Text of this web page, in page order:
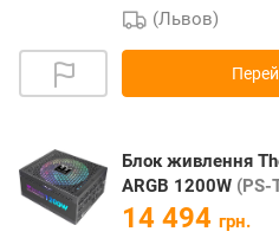
(Львов)
Блок живлення
ARGB 1200W (PS-
14 494 грн.